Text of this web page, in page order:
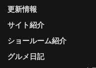
更新情報
サイト紹介
ショールーム紹介
グルメ日記